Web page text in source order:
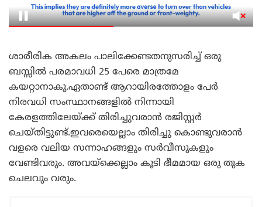
ശാരീരിക അകലം പാലിക്കേണ്ടതനുസരിച്ച് ഒരു
ബസ്സിൽ പരമാവധി 25 പേരെ മാത്രമേ
കയറ്റാനാകൂ.ഏതാണ്ട് ആറായിരത്തോളം പേർ
നിരവധി സംസ്ഥാനങ്ങളിൽ നിന്നായി
കേരളത്തിലേയ്ക്ക് തിരിച്ചുവരാൻ രജിസ്റ്റർ
ചെയ്തിട്ടുണ്ട്.ഇവരെയെല്ലാം തിരിച്ചു കൊണ്ടുവരാൻ
വളരെ വലിയ സന്നാഹങ്ങളും സർവീസുകളും
വേണ്ടിവരും. അവയ്ക്കെല്ലാം കൂടി ഭീമമായ ഒരു തുക
ചെലവും വരും.